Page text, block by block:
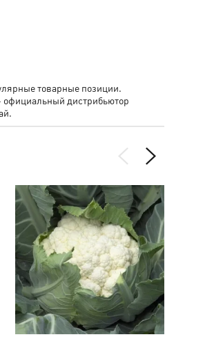
товарные позиции.
дистрибьютор